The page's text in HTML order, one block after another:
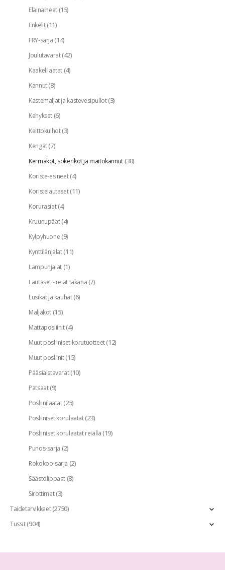
Eläinaiheet(15)
Enkelit(11)
FRY-sarja(14)
Joulutavarat(42)
Kaakelilaatat(4)
Kannut(8)
Kastemaljat ja kastevesipullot(3)
Kehykset(6)
Keittokulhot(3)
Kengät(7)
Kermakot, sokerikot ja maitokannut(30)
Koriste-esineet(4)
Koristelautaset(11)
Korurasiat(4)
Kruunupäät(4)
Kylpyhuone(9)
Kynttilänjalat(11)
Lampunjalat(1)
Lautaset - reiät takana(7)
Lusikat ja kauhat(6)
Maljakot(15)
Mattaposliinit(4)
Muut posliiniset korutuotteet(12)
Muut posliinit(15)
Pääsiäistavarat(10)
Patsaat(9)
Posliinilaatat(25)
Posliiniset korulaatat(23)
Posliiniset korulaatat reiällä(19)
Punos-sarja (2)
Rokokoo-sarja (2)
Säästölippaat(8)
Sirottimet(3)
Taidetarvikkeet(2750)
Tussit(904)